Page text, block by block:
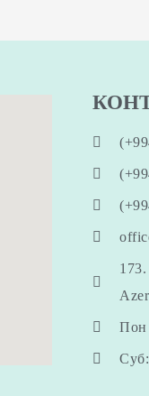
Пон